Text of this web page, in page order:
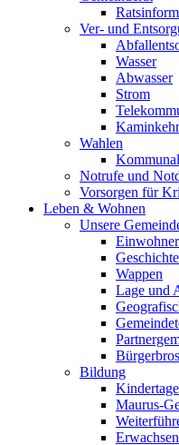
Ver- und
Wasser
Abwasser
Strom
Wahlen
Notrufe und
Vorsorgen für
Leben & Wohnen
Unsere
Geschichte
Wappen
Lage und
Bildung
Maurus-